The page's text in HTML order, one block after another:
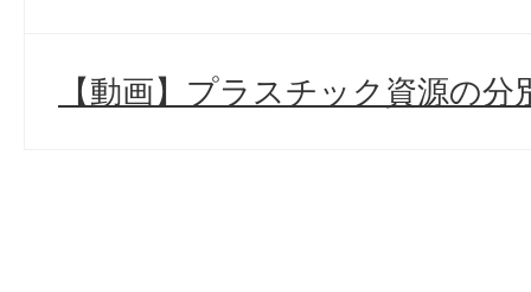
【動画】プラスチック資源の